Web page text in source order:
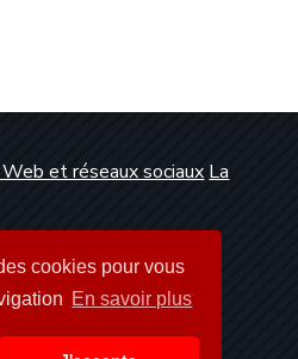
cookies pour vous
En savoir plus
et réseaux sociaux La